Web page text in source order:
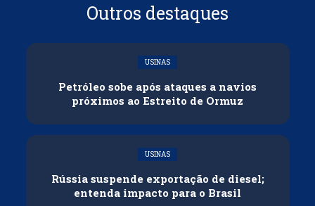
Outros destaques
USINAS
Petróleo sobe após ataques a navios
próximos ao Estreito de Ormuz
USINAS
Rússia suspende exportação de diesel;
entenda impacto para o Brasil